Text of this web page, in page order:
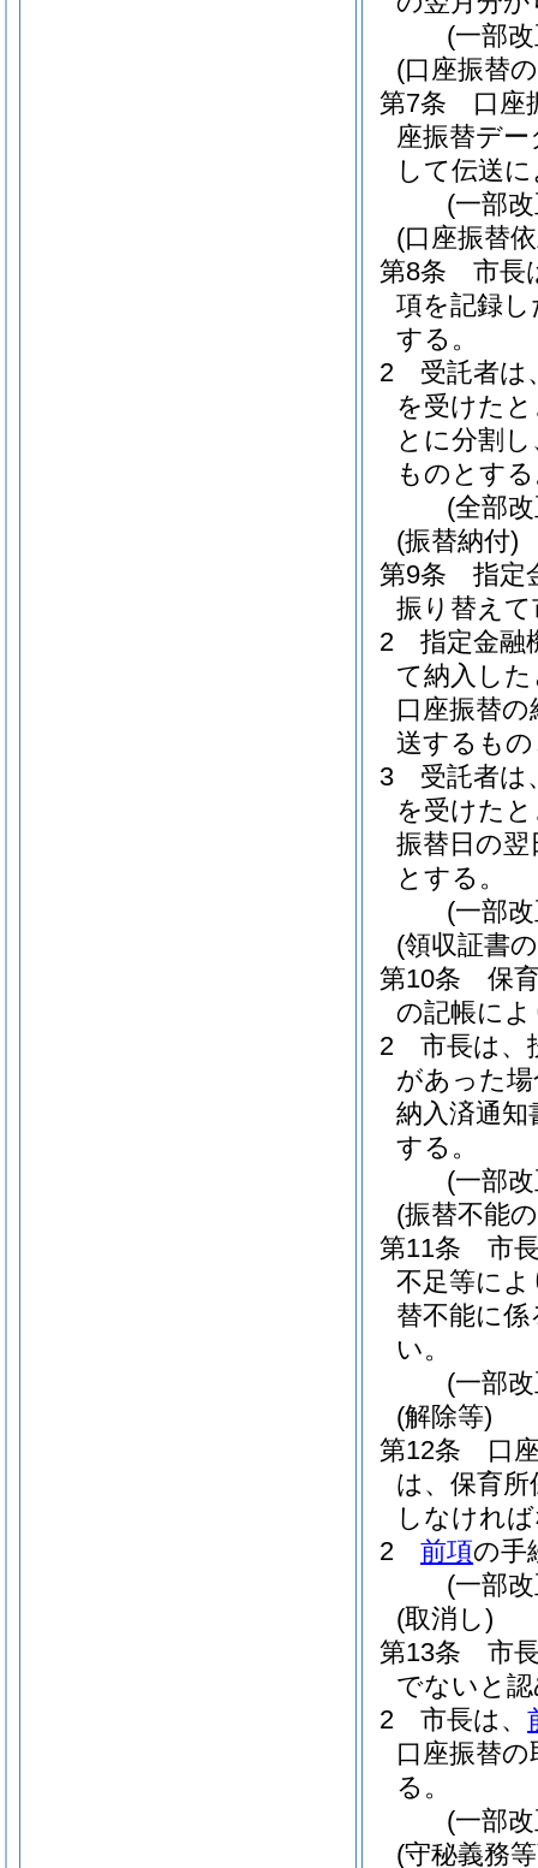
(一部
(口座振替
第7条
口座
座振替デ
して伝送
(一部
(口座振替
第8条
市長
項を記録
する。
2
受託者は
を受けた
とに分割
ものとす
(全部
(振替納付)
第9条
指定
振り替え
2
指定金融
て納入し
口座振替
送するも
3
受託者は
を受けた
振替日の
とする。
(一部
(領収証書
第10条
保
の記帳に
2
市長は、
があった
納入済通知
する。
(一部
(振替不能
第11条
市
不足等に
替不能に
い。
(一部
(解除等)
第12条
口
は、保育所
しなけれ
2
前項の手
(一部
(取消し)
第13条
市
でないと
2
市長は、
口座振替
る。
(一部
(守秘義務